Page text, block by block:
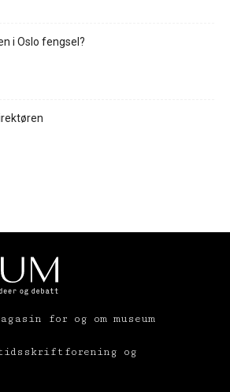
i Oslo fengsel?
for og om museum
tidsskriftforening og